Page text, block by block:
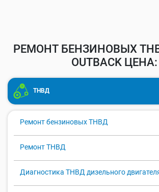
РЕМОНТ БЕНЗИНОВЫХ
OUTBACK ЦЕНА:
ТНВД
Ремонт бензиновых ТНВД
Ремонт ТНВД
Диагностика ТНВД дизельного